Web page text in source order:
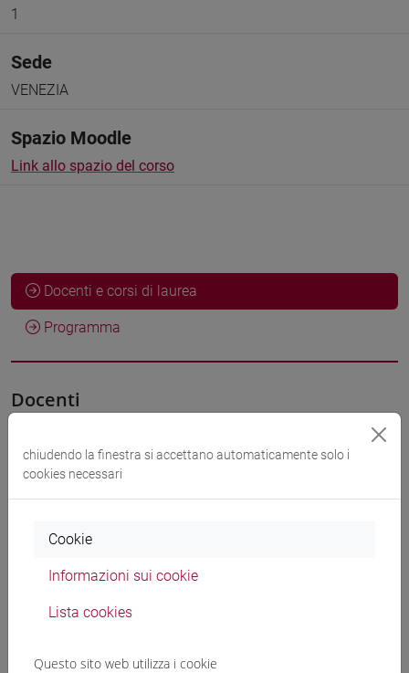
1
Sede
VENEZIA
Spazio Moodle
Link allo spazio del corso
Docenti e corsi di laurea
Programma
Docenti
PEROSA Alvise - 40h Lezione
Materiali su Moodle
chiudendo la finestra si accettano automaticamente solo i
cookies necessari
Cookie
Informazioni sui cookie
Lista cookies
Questo sito web utilizza i cookie